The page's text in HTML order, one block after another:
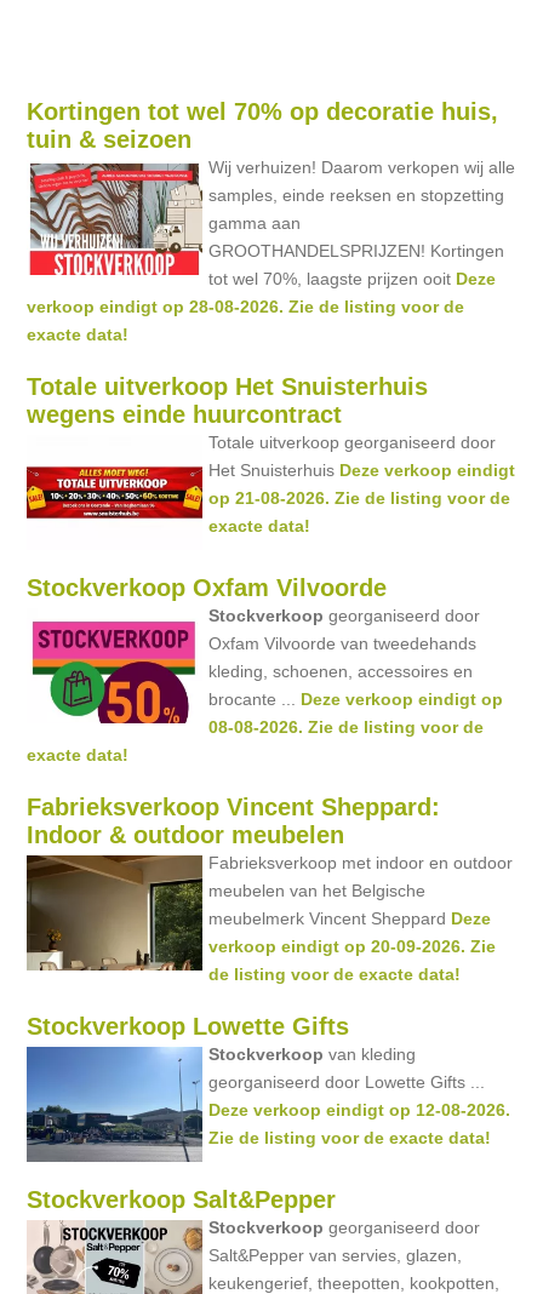
Kortingen tot wel 70% op decoratie huis,
tuin & seizoen
Wij verhuizen! Daarom verkopen wij alle
samples, einde reeksen en stopzetting
gamma aan
GROOTHANDELSPRIJZEN! Kortingen
tot wel 70%, laagste prijzen ooit Deze
verkoop eindigt op 28-08-2026. Zie de listing voor de
exacte data!
Totale uitverkoop Het Snuisterhuis
wegens einde huurcontract
Totale uitverkoop georganiseerd door
Het Snuisterhuis Deze verkoop eindigt
op 21-08-2026. Zie de listing voor de
exacte data!
Stockverkoop Oxfam Vilvoorde
Stockverkoop georganiseerd door
Oxfam Vilvoorde van tweedehands
kleding, schoenen, accessoires en
brocante ... Deze verkoop eindigt op
08-08-2026. Zie de listing voor de
exacte data!
Fabrieksverkoop Vincent Sheppard:
Indoor & outdoor meubelen
Fabrieksverkoop met indoor en outdoor
meubelen van het Belgische
meubelmerk Vincent Sheppard Deze
verkoop eindigt op 20-09-2026. Zie
de listing voor de exacte data!
Stockverkoop Lowette Gifts
Stockverkoop van kleding
georganiseerd door Lowette Gifts ...
Deze verkoop eindigt op 12-08-2026.
Zie de listing voor de exacte data!
Stockverkoop Salt&Pepper
Stockverkoop georganiseerd door
Salt&Pepper van servies, glazen,
keukengerief, theepotten, kookpotten,